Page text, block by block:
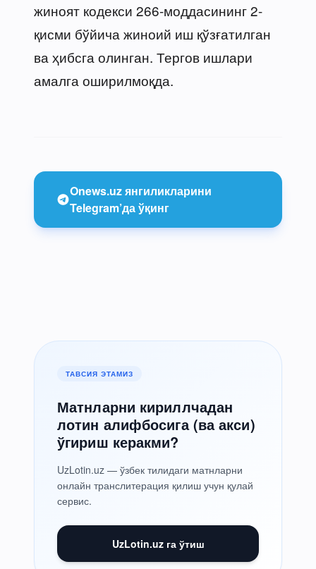
жиноят кодекси 266-моддасининг 2-
қисми бўйича жиноий иш қўзғатилган
ва ҳибсга олинган. Тергов ишлари
амалга оширилмоқда.
Onews.uz янгиликларини
Telegram’да ўқинг
ТАВСИЯ ЭТАМИЗ
Матнларни кириллчадан
лотин алифбосига (ва акси)
ўгириш керакми?
UzLotin.uz — ўзбек тилидаги матнларни
онлайн транслитерация қилиш учун қулай
сервис.
UzLotin.uz га ўтиш